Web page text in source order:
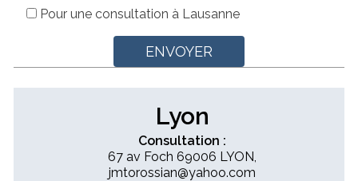
Pour une consultation à Lausanne
Lyon
Consultation :
67 av Foch 69006 LYON,
jmtorossian@yahoo.com